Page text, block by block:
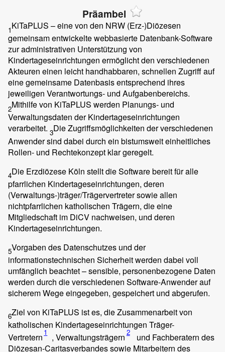
Präambel
1KiTaPLUS – eine von den NRW (Erz-)Diözesen
gemeinsam entwickelte webbasierte Datenbank-Software
zur administrativen Unterstützung von
Kindertageseinrichtungen ermöglicht den verschiedenen
Akteuren einen leicht handhabbaren, schnellen Zugriff auf
eine gemeinsame Datenbasis entsprechend ihres
jeweiligen Verantwortungs- und Aufgabenbereichs.
2Mithilfe von KiTaPLUS werden Planungs- und
Verwaltungsdaten der Kindertageseinrichtungen
verarbeitet. 3Die Zugriffsmöglichkeiten der verschiedenen
Anwender sind dabei durch ein bistumsweit einheitliches
Rollen- und Rechtekonzept klar geregelt.
4Die Erzdiözese Köln stellt die Software bereit für alle
pfarrlichen Kindertageseinrichtungen, deren
(Verwaltungs-)träger/Trägervertreter sowie allen
nichtpfarrlichen katholischen Trägern, die eine
Mitgliedschaft im DiCV nachweisen, und deren
Kindertageseinrichtungen.
5Vorgaben des Datenschutzes und der
informationstechnischen Sicherheit werden dabei voll
umfänglich beachtet – sensible, personenbezogene Daten
werden durch die verschiedenen Software-Anwender auf
sicherem Wege eingegeben, gespeichert und abgerufen.
6Ziel von KiTaPLUS ist es, die Zusammenarbeit von
katholischen Kindertageseinrichtungen Träger-
Vertretern 1 , Verwaltungsträgern 2
und Fachberatern des
Diözesan-Caritasverbandes sowie Mitarbeitern des